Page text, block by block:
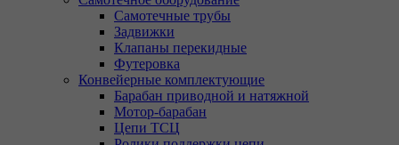
Самотечные трубы
Задвижки
Клапаны перекидные
Футеровка
Конвейерные комплектующие
Барабан приводной и натяжной
Мотор-барабан
Цепи ТСЦ